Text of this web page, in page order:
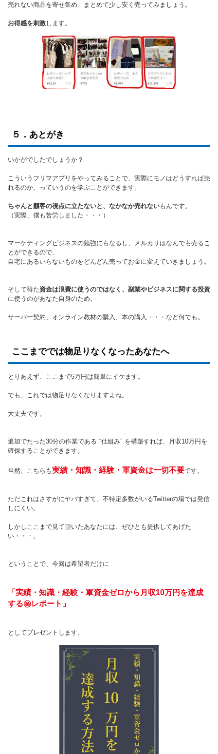
売れない商品を寄せ集め、まとめて少し安く売ってみましょう。
お得感を刺激します。
５．あとがき
いかがでしたでしょうか？
こういうフリマアプリをやってみることで、実際にモノはどうすれば売
れるのか、っていうのを学ぶことができます。
ちゃんと顧客の視点に立たないと、なかなか売れないもんです。
（実際、僕も苦労しました・・・）
マーケティングビジネスの勉強にもなるし、メルカリはなんでも売るこ
とができるので、
自宅にあるいらないものをどんどん売ってお金に変えていきましょう。
そして得た資金は浪費に使うのではなく、副業やビジネスに関する投資
に使うのがあなた自身のため。
サーバー契約、オンライン教材の購入、本の購入・・・など何でも。
ここまででは物足りなくなったあなたへ
とりあえず、ここまで5万円は簡単にイケます。
でも、これでは物足りなくなりますよね。
大丈夫です。
追加でたった30分の作業である “仕組み” を構築すれば、月収10万円を
確保することができます。
当然、こちらも実績・知識・経験・軍資金は一切不要です。
ただこれはさすがにヤバすぎて、不特定多数がいるTwitterの場では発信
しにくい。
しかしここまで見て頂いたあなたには、ぜひとも提供してあげた
い・・・。
ということで、今回は希望者だけに
「実績・知識・経験・軍資金ゼロから月収10万円を達成
する㊙レポート」
としてプレゼントします。